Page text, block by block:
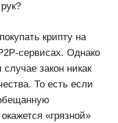
крипту на
сервисах. Однако
закон никак
То есть если
«грязной»